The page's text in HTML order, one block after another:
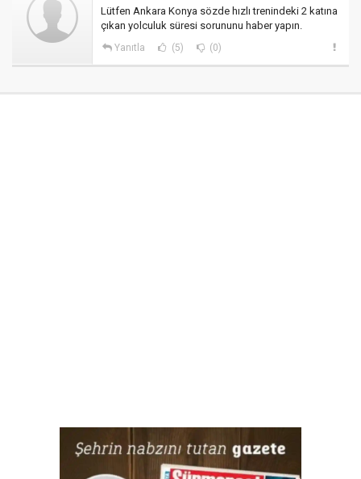
Lütfen Ankara Konya sözde hızlı trenindeki 2 katına
çıkan yolculuk süresi sorununu haber yapın.
Yanıtla (5) (0)